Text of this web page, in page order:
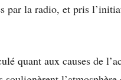
par la radio, et pris
quant aux causes de